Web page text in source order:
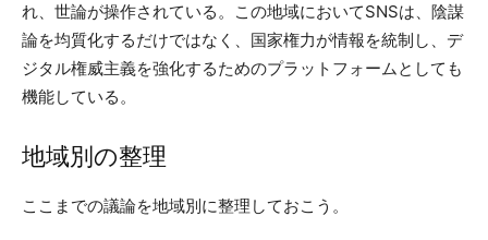
れ、世論が操作されている。この地域においてSNSは、陰謀
論を均質化するだけではなく、国家権力が情報を統制し、デ
ジタル権威主義を強化するためのプラットフォームとしても
機能している。
地域別の整理
ここまでの議論を地域別に整理しておこう。